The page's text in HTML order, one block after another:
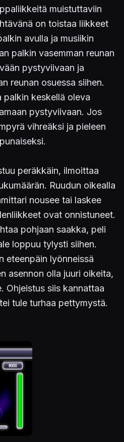
muistuttaviin
on toistaa liikkeet
avulla ja musiikin
palkin vasemman reunan
pystyviivaan ja
reunan osuessa siihen.
palkin keskellä oleva
pystyviivaan. Jos
vihreäksi ja pieleen
peräkkäin, ilmoittaa
Ruudun oikealla
nousee tai laskee
ovat onnistuneet.
pohjaan saakka, peli
loppuu tylysti siihen.
eteenpäin lyönneissä
asennon olla juuri oikeita,
Ohjeistus siis kannattaa
tule turhaa pettymystä.